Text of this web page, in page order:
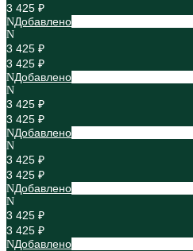
3 425 ₽
Добавлено
3 425 ₽
3 425 ₽
Добавлено
3 425 ₽
3 425 ₽
Добавлено
3 425 ₽
3 425 ₽
Добавлено
3 425 ₽
3 425 ₽
Добавлено